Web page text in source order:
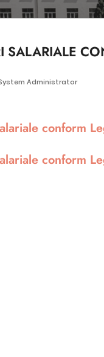
SALARIALE
Administrator
conform
conform